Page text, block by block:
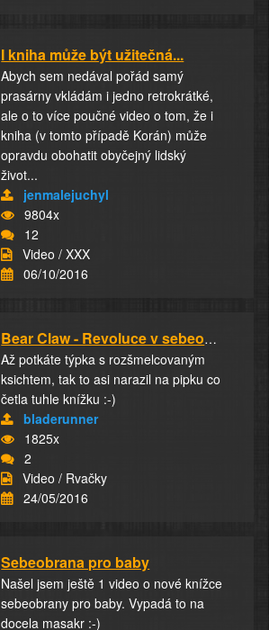
I kniha může být užitečná...
Abych sem nedával pořád samý
prasárny vkládám i jedno retrokrátké,
ale o to více poučné video o tom, že i
kniha (v tomto případě Korán) může
opravdu obohatit obyčejný lidský
život...
jenmalejuchyl
9804x
12
Video / XXX
06/10/2016
Bear Claw - Revoluce v sebeobraně žen
Až potkáte týpka s rozšmelcovaným
ksichtem, tak to asi narazil na pipku co
četla tuhle knížku :-)
bladerunner
1825x
2
Video / Rvačky
24/05/2016
Sebeobrana pro baby
Našel jsem ještě 1 video o nové knížce
sebeobrany pro baby. Vypadá to na
docela masakr :-)